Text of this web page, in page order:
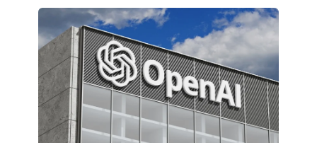
ПРИОРИТЕТНЫЕ
ЗАДАЧИ
ПО
РАЗВИТИЮ
ЭКОСИСТЕМЫ
ИСКУССТВЕННОГО
ИНТЕЛЛЕКТА